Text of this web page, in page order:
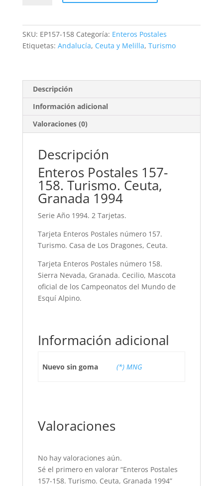
Ceuta,
Granada
SKU: EP157-158 Categoría: Enteros Postales
Etiquetas: Andalucía, Ceuta y Melilla, Turismo
Descripción
Información adicional
Valoraciones (0)
Descripción
Enteros Postales 157-
158. Turismo. Ceuta,
Granada 1994
Serie Año 1994. 2 Tarjetas.
Tarjeta Enteros Postales número 157.
Turismo. Casa de Los Dragones, Ceuta.
Tarjeta Enteros Postales número 158.
Sierra Nevada, Granada. Cecilio, Mascota
oficial de los Campeonatos del Mundo de
Esquí Alpino.
Información adicional
Nuevo sin goma (*) MNG
Valoraciones
No hay valoraciones aún.
Sé el primero en valorar “Enteros Postales
157-158. Turismo. Ceuta, Granada 1994”